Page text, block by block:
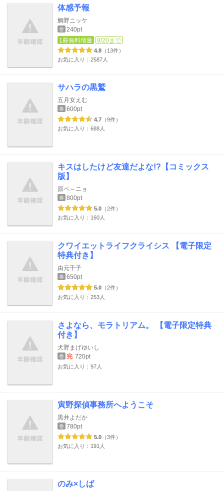
体感予報
鯛野ニッケ
巻 240pt
1冊無料増量
8/20まで
4.8 （13件）
お気に入り：2587人
サハラの黒鷲
五月女えむ
巻 600pt
4.7 （9件）
お気に入り：688人
キスはしたけど友達だよな!?【コミックス
版】
原ペ～ニョ
巻 800pt
5.0 （2件）
お気に入り：160人
クワイエットライフクライシス 【電子限定
特典付き】
由元千子
巻 650pt
5.0 （2件）
お気に入り：253人
さよなら、モラトリアム。 【電子限定特典
付き】
犬野まげゆいし
巻 完 720pt
お気に入り：97人
寅野探偵事務所へようこそ
黒井よだか
巻 780pt
5.0 （3件）
お気に入り：191人
のみ×しば